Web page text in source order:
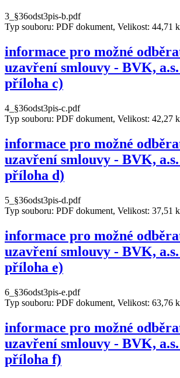
3_§36odst3pis-b.pdf
Typ souboru: PDF dokument, Velikost: 44,71
informace pro možné
uzavření smlouvy - BVK,
příloha c)
4_§36odst3pis-c.pdf
Typ souboru: PDF dokument, Velikost: 42,27
informace pro možné
uzavření smlouvy - BVK,
příloha d)
5_§36odst3pis-d.pdf
Typ souboru: PDF dokument, Velikost: 37,51
informace pro možné
uzavření smlouvy - BVK,
příloha e)
6_§36odst3pis-e.pdf
Typ souboru: PDF dokument, Velikost: 63,76
informace pro možné
uzavření smlouvy - BVK,
příloha f)